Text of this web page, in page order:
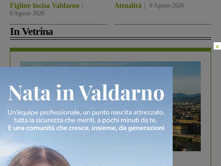
Figline Incisa Valdarno
6 Agosto 2026
Attualità 6 Agosto 2026
In Vetrina
In vetrina 6 Agosto 2026
×